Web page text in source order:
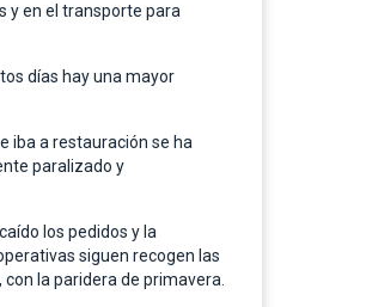
y en el transporte para
días hay una mayor
iba a restauración se ha
paralizado y
los pedidos y la
siguen recogen las
la paridera de primavera.